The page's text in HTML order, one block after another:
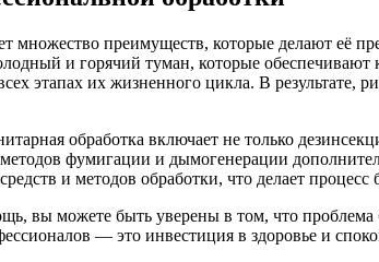
множество преимуществ, которые делают её
и горячий туман, которые
этапах их жизненного цикла. В результате,
обработка включает не только
фумигации и дымогенерации
и методов обработки, что делает
вы можете быть уверены в том, что
— это инвестиция в здоровье и